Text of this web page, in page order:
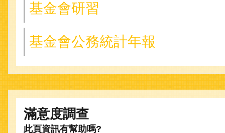
基金會研習
基金會公務統計年報
滿意度調查
此頁資訊有幫助嗎?